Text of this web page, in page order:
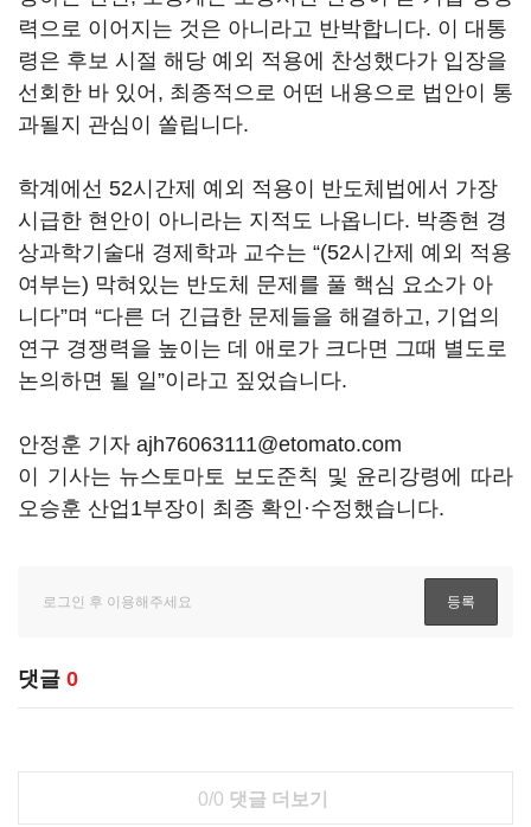
력으로 이어지는 것은 아니라고 반박합니다. 이 대통
령은 후보 시절 해당 예외 적용에 찬성했다가 입장을
선회한 바 있어, 최종적으로 어떤 내용으로 법안이 통
과될지 관심이 쏠립니다.
학계에선 52시간제 예외 적용이 반도체법에서 가장
시급한 현안이 아니라는 지적도 나옵니다. 박종현 경
상과학기술대 경제학과 교수는 “(52시간제 예외 적용
여부는) 막혀있는 반도체 문제를 풀 핵심 요소가 아
니다”며 “다른 더 긴급한 문제들을 해결하고, 기업의
연구 경쟁력을 높이는 데 애로가 크다면 그때 별도로
논의하면 될 일”이라고 짚었습니다.
안정훈 기자 ajh76063111@etomato.com
이 기사는 뉴스토마토 보도준칙 및 윤리강령에 따라
오승훈 산업1부장이 최종 확인·수정했습니다.
댓글 0
0/0 댓글 더보기